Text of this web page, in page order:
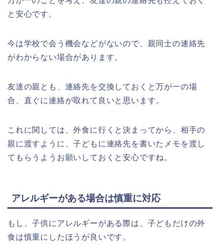
と安心です。
今は学校で会う機会などがないので、親同士の連絡先
がわからない場合があります。
友達の親とも、連絡先を交換しておくと万が一の場
合、直ぐに連絡が取れて良いと思います。
これに関しては、外食に行くと決まってから、相手の
親に渡すように、子どもに連絡先を書いたメモを渡し
てもらうようお願いしておくと安心ですね。
アレルギーがある場合は慎重に対応
もし、子供にアレルギーがある際は、子どもだけの外
食は慎重にしたほうが良いです。